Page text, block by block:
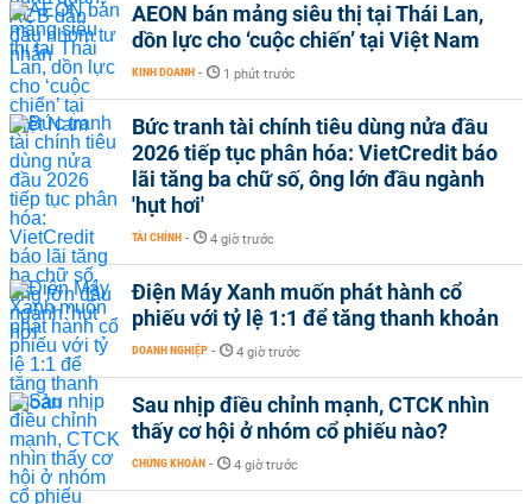
AEON bán mảng siêu thị tại Thái Lan,
dồn lực cho ‘cuộc chiến’ tại Việt Nam
KINH DOANH - 1 phút trước
Bức tranh tài chính tiêu dùng nửa đầu
2026 tiếp tục phân hóa: VietCredit báo
lãi tăng ba chữ số, ông lớn đầu ngành
'hụt hơi'
TÀI CHÍNH - 4 giờ trước
Điện Máy Xanh muốn phát hành cổ
phiếu với tỷ lệ 1:1 để tăng thanh khoản
DOANH NGHIỆP - 4 giờ trước
Sau nhịp điều chỉnh mạnh, CTCK nhìn
thấy cơ hội ở nhóm cổ phiếu nào?
CHỨNG KHOÁN - 4 giờ trước